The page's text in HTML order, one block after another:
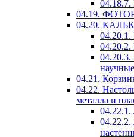
04.19.
04.20.
04.20.1.
04.20.2.
научные
04.21.
04.22.
металла и
04.22.1.
04.22.2.